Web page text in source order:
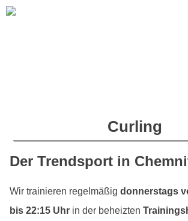
Curling
Der Trendsport in
Wir trainieren regelmäßig donnerstags
bis 22:15 Uhr in der beheizten